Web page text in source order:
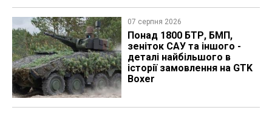
07 серпня 2026
Понад 1800 БТР, БМП,
зеніток САУ та іншого -
деталі найбільшого в
історії замовлення на GTK
Boxer